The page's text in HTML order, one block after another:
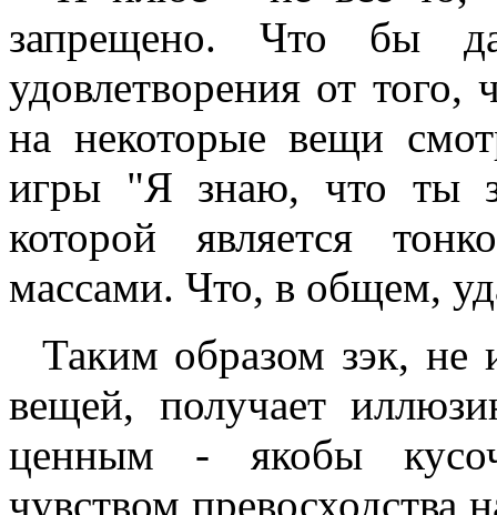
запрещено. Что бы
удовлетворения от
на некоторые вещи
игры "Я знаю, что ты
которой является
массами. Что, в общем,
Таким образом зэк,
вещей, получает
ценным - якобы
чувством